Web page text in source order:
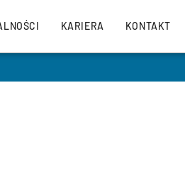
KARIERA KONTAKT